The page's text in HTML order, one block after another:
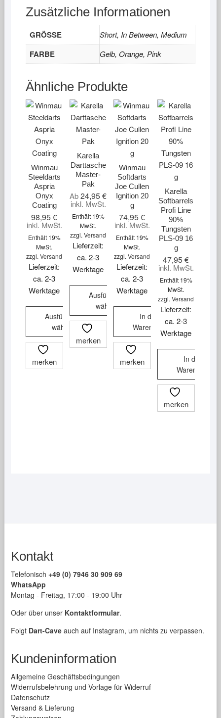
Zusätzliche Informationen
GRÖSSE Short, In Between, Medium
FARBE Gelb, Orange, Pink
Ähnliche Produkte
Winmau
Steeldarts
Aspria
Onyx
Coating
98,95€
inkl. MwSt.
Enthält 19%
MwSt.
zzgl.Versand
Lieferzeit:
ca. 2-3
Werktage
Ausführung
wählen
Dieses
Produkt
weist
merken
Karella
Darttasche
Master-
Pak
Ab 24,95€
inkl. MwSt.
Enthält 19%
MwSt.
zzgl.Versand
Lieferzeit:
ca. 2-3
Werktage
Ausführung
wählen
Dieses
Produkt
weist
Varianten
merken
Winmau
Softdarts
Joe Cullen
Ignition 20
g
74,95€
inkl. MwSt.
Enthält 19%
MwSt.
zzgl.Versand
Lieferzeit:
ca. 2-3
Werktage
In den
Warenkorb
merken
Karella
Softbarrels
Profi Line
90%
Tungsten
PLS-09 16
g
47,95€
inkl. MwSt.
Enthält 19%
MwSt.
zzgl.Versand
Lieferzeit:
ca. 2-3
Werktage
In den
Warenkorb
merken
Kontakt
Telefonisch +49 (0) 7946 30 909 69
WhatsApp
Montag - Freitag, 17:00 - 19:00 Uhr
Oder über unser Kontaktformular.
Folgt Dart-Caveauch auf Instagram, um nichts zu verpassen.
Kundeninformation
Allgemeine Geschäftsbedingungen
Widerrufsbelehrung und Vorlage für Widerruf
Datenschutz
Versand & Lieferung